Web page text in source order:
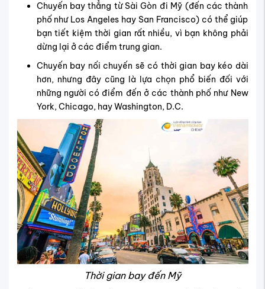
Chuyến bay thẳng từ Sài Gòn đi Mỹ (đến các thành
phố như Los Angeles hay San Francisco) có thể giúp
bạn tiết kiệm thời gian rất nhiều, vì bạn không phải
dừng lại ở các điểm trung gian.
Chuyến bay nối chuyến sẽ có thời gian bay kéo dài
hơn, nhưng đây cũng là lựa chọn phổ biến đối với
những người có điểm đến ở các thành phố như New
York, Chicago, hay Washington, D.C.
Thời gian bay đến Mỹ